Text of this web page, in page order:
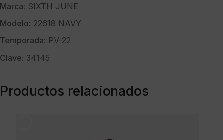
Marca: SIXTH JUNE
Modelo: 22618 NAVY
Temporada: PV-22
Clave: 34145
Productos relacionados